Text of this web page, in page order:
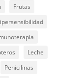
Frutas
Leche
Penicilinas